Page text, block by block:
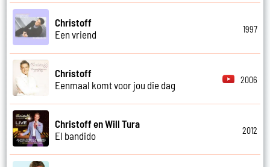
Christoff
Een vriend
1997
Christoff
Eenmaal komt voor jou die dag
2006
Christoff en Will Tura
El bandido
2012